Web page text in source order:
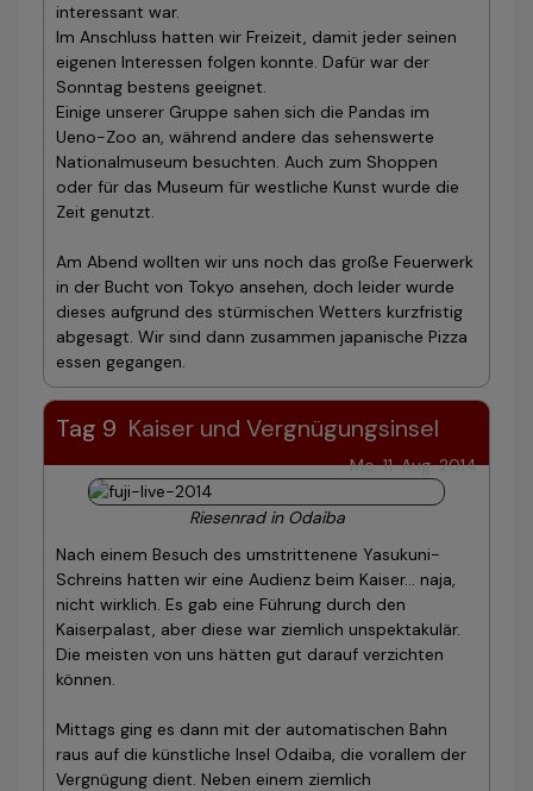
interessant war.
Im Anschluss hatten wir Freizeit, damit jeder seinen
eigenen Interessen folgen konnte. Dafür war der
Sonntag bestens geeignet.
Einige unserer Gruppe sahen sich die Pandas im
Ueno-Zoo an, während andere das sehenswerte
Nationalmuseum besuchten. Auch zum Shoppen
oder für das Museum für westliche Kunst wurde die
Zeit genutzt.
Am Abend wollten wir uns noch das große Feuerwerk
in der Bucht von Tokyo ansehen, doch leider wurde
dieses aufgrund des stürmischen Wetters kurzfristig
abgesagt. Wir sind dann zusammen japanische Pizza
essen gegangen.
Tag 9 Kaiser und Vergnügungsinsel
Mo, 11. Aug. 2014
Riesenrad in Odaiba
Nach einem Besuch des umstrittenene Yasukuni-
Schreins hatten wir eine Audienz beim Kaiser… naja,
nicht wirklich. Es gab eine Führung durch den
Kaiserpalast, aber diese war ziemlich unspektakulär.
Die meisten von uns hätten gut darauf verzichten
können.
Mittags ging es dann mit der automatischen Bahn
raus auf die künstliche Insel Odaiba, die vorallem der
Vergnügung dient. Neben einem ziemlich